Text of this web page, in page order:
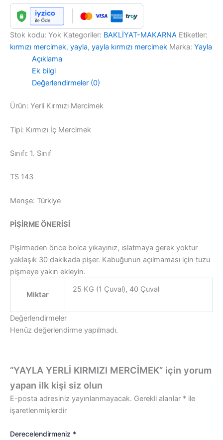
Stok kodu: Yok Kategoriler: BAKLİYAT-MAKARNA Etiketler:
kırmızı mercimek, yayla, yayla kırmızı mercimek Marka: Yayla
Açıklama
Ek bilgi
Değerlendirmeler (0)
Ürün: Yerli Kırmızı Mercimek
Tipi: Kırmızı İç Mercimek
Sınıfı: 1. Sınıf
TS 143
Menşe: Türkiye
PİŞİRME ÖNERİSİ
Pişirmeden önce bolca yıkayınız, ıslatmaya gerek yoktur
yaklaşık 30 dakikada pişer. Kabuğunun açılmaması için tuzu
pişmeye yakın ekleyin.
Miktar
25 KG (1 Çuval), 40 Çuval
Değerlendirmeler
Henüz değerlendirme yapılmadı.
“YAYLA YERLİ KIRMIZI MERCİMEK” için yorum
yapan ilk kişi siz olun
E-posta adresiniz yayınlanmayacak. Gerekli alanlar * ile
işaretlenmişlerdir
Derecelendirmeniz *